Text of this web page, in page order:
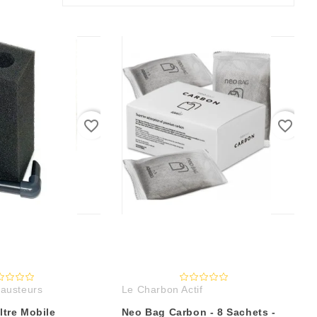
favorite_border
Mobile
favorite_border
Le Charbon Actif
Neo Bag Carbon - 8 Sachets -